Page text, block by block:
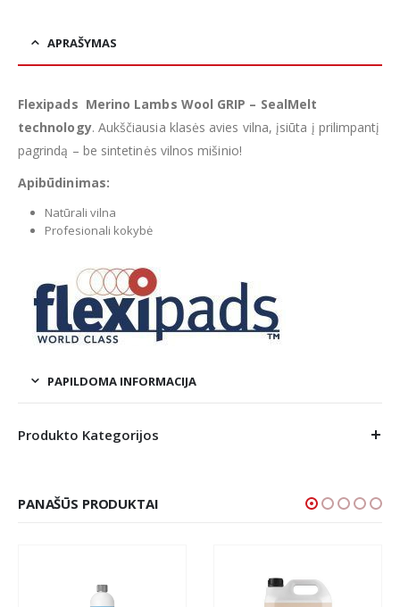
APRAŠYMAS
Flexipads Merino Lambs Wool GRIP – SealMelt
technology. Aukščiausia klasės avies vilna, įsiūta į prilimpantį
pagrindą – be sintetinės vilnos mišinio!
Apibūdinimas:
Natūrali vilna
Profesionali kokybė
PAPILDOMA INFORMACIJA
Produkto Kategorijos
PANAŠŪS PRODUKTAI